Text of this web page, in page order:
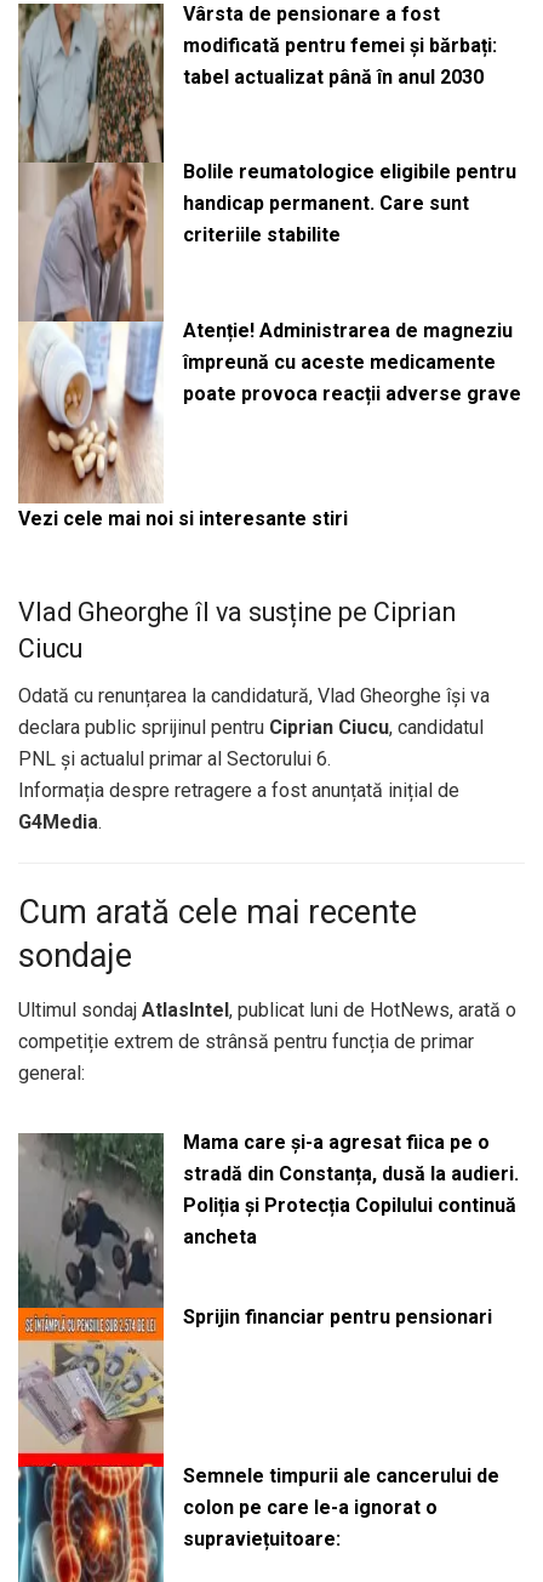
Vârsta de pensionare a fost
modificată pentru femei și bărbați:
tabel actualizat până în anul 2030
Bolile reumatologice eligibile pentru
handicap permanent. Care sunt
criteriile stabilite
Atenție! Administrarea de magneziu
împreună cu aceste medicamente
poate provoca reacții adverse grave
Vezi cele mai noi si interesante stiri
Vlad Gheorghe îl va susține pe Ciprian
Ciucu
Odată cu renunțarea la candidatură, Vlad Gheorghe își va
declara public sprijinul pentru Ciprian Ciucu, candidatul
PNL și actualul primar al Sectorului 6.
Informația despre retragere a fost anunțată inițial de
G4Media.
Cum arată cele mai recente
sondaje
Ultimul sondaj AtlasIntel, publicat luni de HotNews, arată o
competiție extrem de strânsă pentru funcția de primar
general:
Mama care și-a agresat fiica pe o
stradă din Constanța, dusă la audieri.
Poliția și Protecția Copilului continuă
ancheta
Sprijin financiar pentru pensionari
Semnele timpurii ale cancerului de
colon pe care le-a ignorat o
supraviețuitoare: